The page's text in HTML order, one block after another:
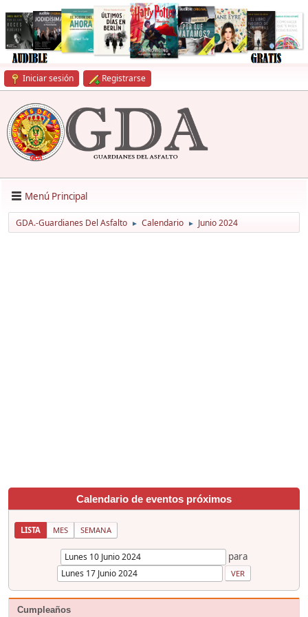
Iniciar sesión Registrarse
Menú Principal
GDA.-Guardianes Del Asfalto ► Calendario ► Junio 2024
Calendario de eventos próximos
LISTA MES SEMANA
para
Cumpleaños